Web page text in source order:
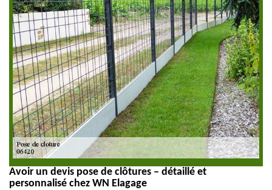
Avoir un devis pose de clôtures – détaillé et
personnalisé chez WN Elagage